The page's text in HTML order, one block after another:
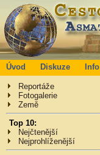
Úvod Diskuze Info
Reportáže
Fotogalerie
Země
Top 10:
Nejčtenější
Nejprohlíženější